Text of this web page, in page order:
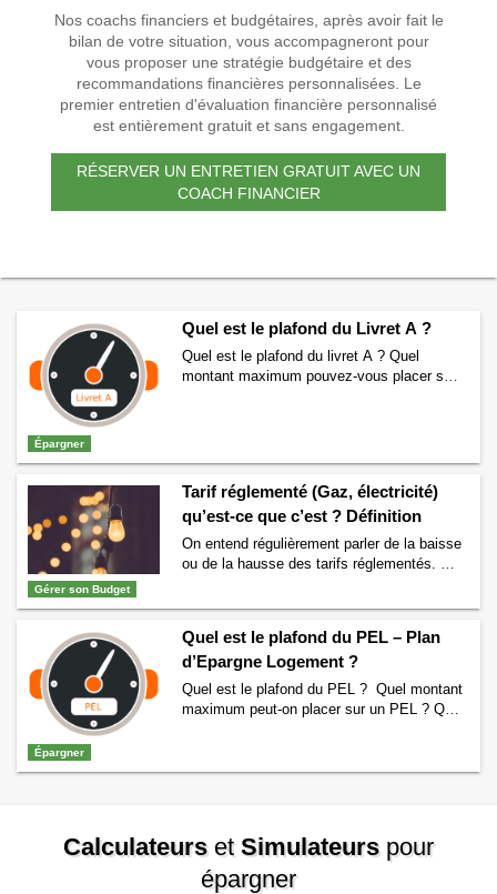
Nos coachs financiers et budgétaires, après avoir fait le
bilan de votre situation, vous accompagneront pour
vous proposer une stratégie budgétaire et des
recommandations financières personnalisées. Le
premier entretien d'évaluation financière personnalisé
est entièrement gratuit et sans engagement.
RÉSERVER UN ENTRETIEN GRATUIT AVEC UN
COACH FINANCIER
Épargner
Quel est le plafond du Livret A ?
Quel est le plafond du livret A ? Quel
montant maximum pouvez-vous placer sur
plafond du Livret …Continuer la lecture de
Quel est le plafond du Livret A ? →
Gérer son Budget
Tarif réglementé (Gaz, électricité)
qu’est-ce que c’est ? Définition
On entend régulièrement parler de la baisse
ou de la hausse des tarifs réglementés. On
allons vous expliquer ce que signifie le
terme tarif réglementé et comment ces tarifs
fonctionnent. Qu’est-ce qu’un tarif
réglementé …Continuer la lecture deTarif
Épargner
Quel est le plafond du PEL – Plan
d’Epargne Logement ?
Quel est le plafond du PEL ? Quel montant
maximum peut-on placer sur un PEL ? Quel
tout ce qu’il faut savoir sur le plafond du
le plafond du PEL – Plan d’Epargne
Logement ?
CalculateursetSimulateurspour
épargner